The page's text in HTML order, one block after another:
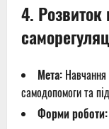
4. Розвиток
Мета: Навчання
самодопомоги та
Форми роботи: